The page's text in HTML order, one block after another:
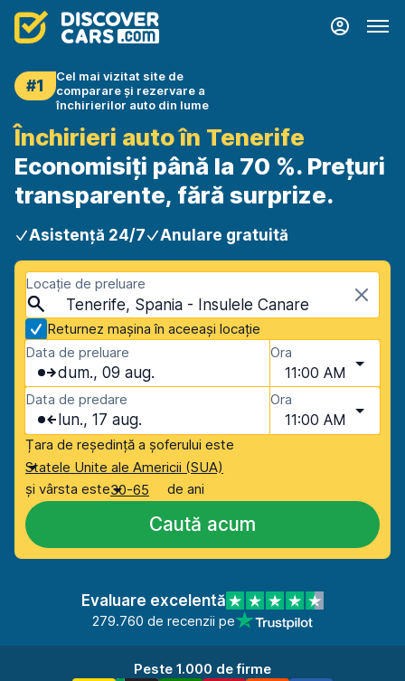
#1
Cel mai vizitat site de
comparare și rezervare a
închirierilor auto din lume
Închirieri auto în Tenerife
Economisiți până la 70 %. Prețuri
transparente, fără surprize.
Asistență 24/7 Anulare gratuită
Locație de preluare
Tenerife, Spania - Insulele Canare
Returnez mașina în aceeași locație
Data de preluare
dum., 09 aug.
Ora
11:00 AM
Data de predare
lun., 17 aug.
Ora
11:00 AM
Țara de reședință a șoferului este
Statele Unite ale Americii (SUA)
și vârsta este30-65 de ani
Caută acum
Evaluare excelentă
279.760 de recenzii pe
Peste 1.000 de firme